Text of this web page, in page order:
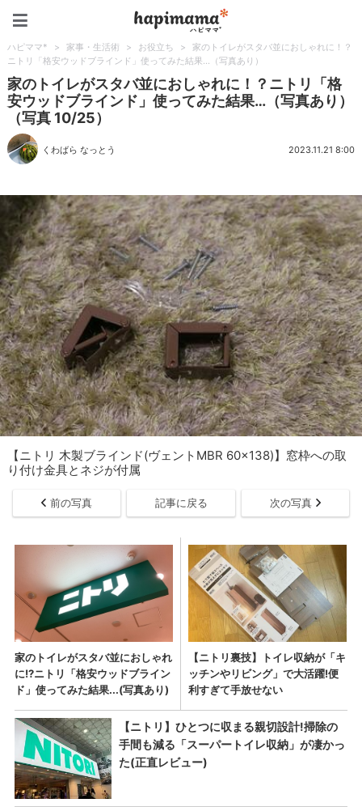
ハピママ* > 家事・生活術 > お役立ち >
家のトイレがスタバ並におしゃれに！？
ニトリ「格安ウッドブラインド」使ってみた結果…（写真あり）
家のトイレがスタバ並におしゃれに！？ニトリ「格
安ウッドブラインド」使ってみた結果…（写真あり）
（写真 10/25）
くわばら なっとう 2023.11.21 8:00
【ニトリ 木製ブラインド(ヴェントMBR 60x138)】窓枠への取
り付け金具とネジが付属
前の写真 記事に戻る 次の写真